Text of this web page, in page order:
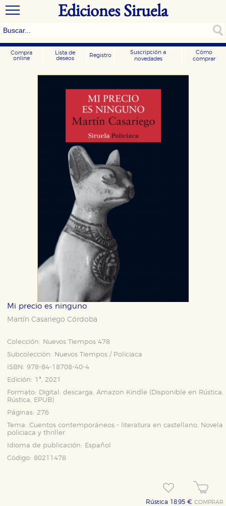
Ediciones Siruela
Compra
online
Lista de
deseos
Registro
Suscripción a
novedades
Cómo
comprar
Mi precio es ninguno
Martín Casariego Córdoba
Colección:
Nuevos Tiempos 478
Subcolección:
Nuevos Tiempos / Policiaca
ISBN: 978-84-18708-40-4
Edición: 1ª, 2021
Formato:
Digital: descarga, Amazon Kindle (Disponible en Rústica,
Rústica, EPUB)
Páginas: 276
Tema: Cuentos contemporáneos - literatura en castellano, Novela
policiaca y thriller
Idioma de publicación:
Español
Código: 80211478
Rústica 18,95 €COMPRAR